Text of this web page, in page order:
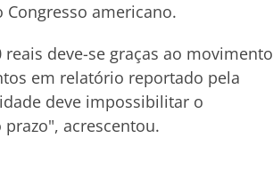
americano.
deve-se graças ao movimento
em relatório reportado pela
deve impossibilitar o
acrescentou.